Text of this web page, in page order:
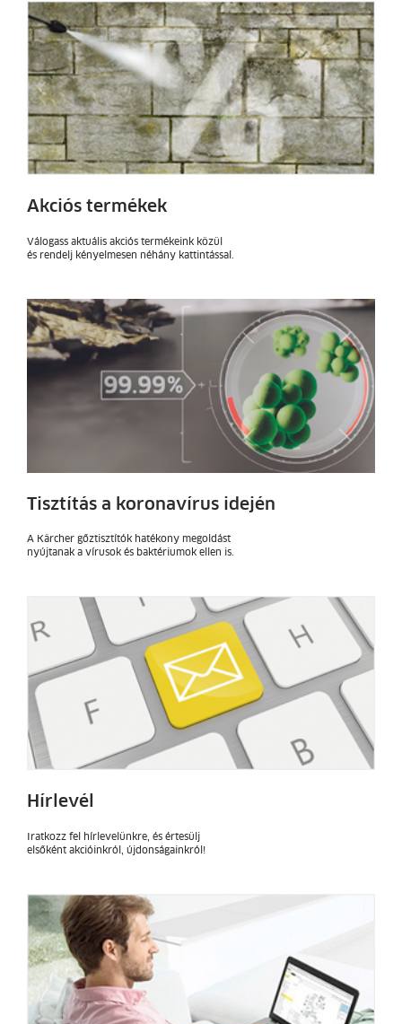
Akciós termékek
Válogass aktuális akciós termékeink közül
és rendelj kényelmesen néhány kattintással.
Tisztítás a koronavírus idején
A Kärcher gőztisztítók hatékony megoldást
nyújtanak a vírusok és baktériumok ellen is.
Hírlevél
Iratkozz fel hírlevelünkre, és értesülj
elsőként akcióinkról, újdonságainkról!